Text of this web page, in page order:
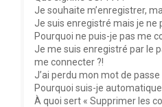
Je souhaite m’enregistrer,
Je suis enregistré mais je ne
Pourquoi ne puis-je pas me
Je me suis enregistré par le
me connecter ?!
J’ai perdu mon mot de passe
Pourquoi suis-je
À quoi sert « Supprimer les